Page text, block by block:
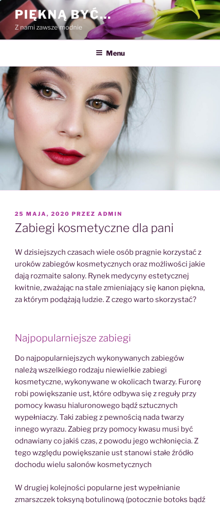
Przejdź
do
treści
PIĘKNĄ BYĆ…
Z nami zawsze modnie
Menu
OPUBLIKOWANE
W
25 MAJA, 2020 PRZEZ ADMIN
Zabiegi kosmetyczne dla pani
W dzisiejszych czasach wiele osób pragnie korzystać z
uroków zabiegów kosmetycznych oraz możliwości jakie
dają rozmaite salony. Rynek medycyny estetycznej
kwitnie, zważając na stale zmieniający się kanon piękna,
za którym podążają ludzie. Z czego warto skorzystać?
Najpopularniejsze zabiegi
Do najpopularniejszych wykonywanych zabiegów
należą wszelkiego rodzaju niewielkie zabiegi
kosmetyczne, wykonywane w okolicach twarzy. Furorę
robi powiększanie ust, które odbywa się z reguły przy
pomocy kwasu hialuronowego bądź sztucznych
wypełniaczy. Taki zabieg z pewnością nada twarzy
innego wyrazu. Zabieg przy pomocy kwasu musi być
odnawiany co jakiś czas, z powodu jego wchłonięcia. Z
tego względu powiększanie ust stanowi stałe źródło
dochodu wielu salonów kosmetycznych
W drugiej kolejności popularne jest wypełnianie
zmarszczek toksyną botulinową (potocznie botoks bądź